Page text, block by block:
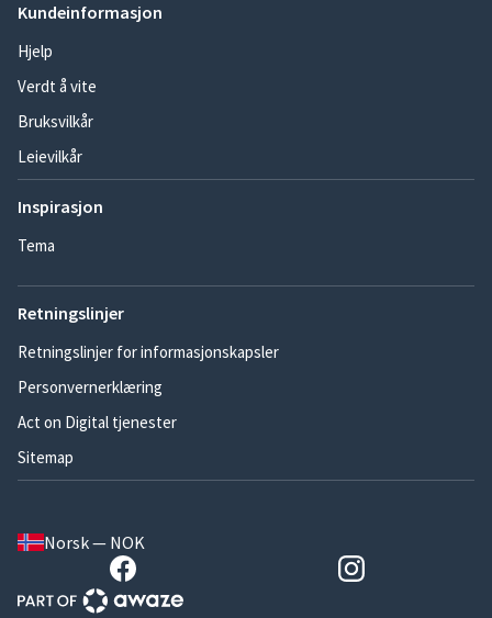
Kundeinformasjon
Hjelp
Verdt å vite
Bruksvilkår
Leievilkår
Inspirasjon
Tema
Retningslinjer
Retningslinjer for informasjonskapsler
Personvernerklæring
Act on Digital tjenester
Sitemap
Norsk — NOK